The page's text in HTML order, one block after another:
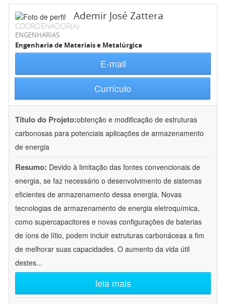
Ademir José Zattera
COORDENADOR(A)
ENGENHARIAS
Engenharia de Materiais e Metalúrgica
E-mail
Currículo
Título do Projeto:obtenção e modificação de estruturas
carbonosas para potenciais aplicações de armazenamento
de energia
Resumo: Devido à limitação das fontes convencionais de
energia, se faz necessário o desenvolvimento de sistemas
eficientes de armazenamento dessa energia. Novas
tecnologias de armazenamento de energia eletroquímica,
como supercapacitores e novas configurações de baterias
de íons de lítio, podem incluir estruturas carbonáceas a fim
de melhorar suas capacidades. O aumento da vida útil
destes...
leia mais